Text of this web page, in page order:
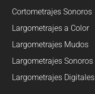
Cortometrajes Sonoros
Largometrajes a Color
Largometrajes Mudos
Largometrajes Sonoros
Largometrajes Digitales